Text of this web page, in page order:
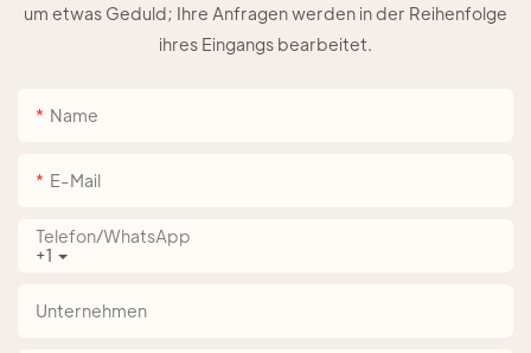
um etwas Geduld; Ihre Anfragen werden in der Reihenfolge
ihres Eingangs bearbeitet.
Name
E-Mail
+1
Telefon/WhatsApp
Unternehmen